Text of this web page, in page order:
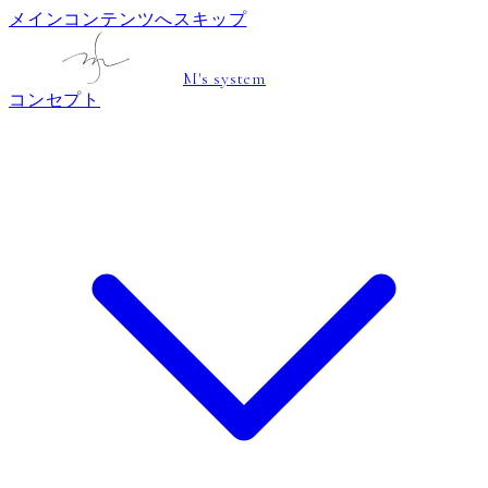
メインコンテンツへスキップ
M's system
コンセプト